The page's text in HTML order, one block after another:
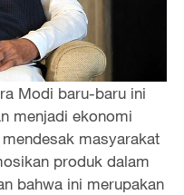
Modi baru-baru ini
menjadi ekonomi
masyarakat
produk dalam
bahwa ini merupakan